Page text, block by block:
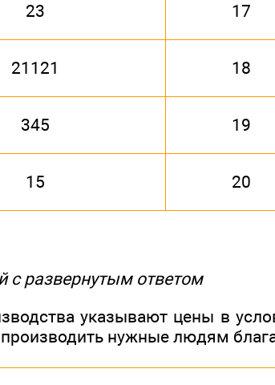
23 17
21121 18
345 19
15 20
с развернутым ответом
указывают цены в
нужные людям